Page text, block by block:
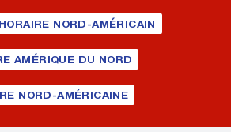
NORD-AMÉRICAIN
AMÉRIQUE DU NORD
NORD-AMÉRICAINE